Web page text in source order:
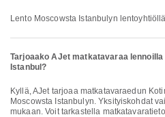
Lento Moscowsta Istanbulyn
Tarjoaako AJet matkatavaraa
Istanbul?
Kyllä, AJet tarjoaa matkatavaraedun Kotimaan & Kansainvälinen lennoille
Moscowsta Istanbulyn. Yksityiskohdat
mukaan. Voit tarkastella